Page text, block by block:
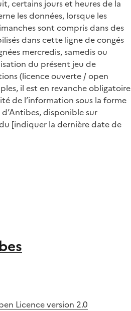
certains jours et heures de la
les données, lorsque les
sont compris dans des
dans cette ligne de congés
mercredis, samedis ou
du présent jeu de
(licence ouverte / open
il est en revanche obligatoire
de l’information sous la forme
disponible sur
[indiquer la dernière date de
Licence version 2.0